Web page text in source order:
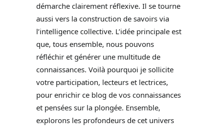
démarche clairement réflexive. Il se tourne
aussi vers la construction de savoirs via
l’intelligence collective. L’idée principale est
que, tous ensemble, nous pouvons
réfléchir et générer une multitude de
connaissances. Voilà pourquoi je sollicite
votre participation, lecteurs et lectrices,
pour enrichir ce blog de vos connaissances
et pensées sur la plongée. Ensemble,
explorons les profondeurs de cet univers